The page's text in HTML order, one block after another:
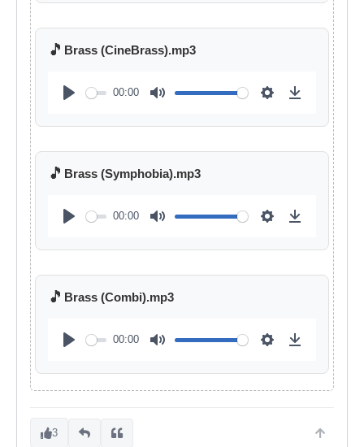
🎵 Brass (CineBrass).mp3
00:00
🎵 Brass (Symphobia).mp3
00:00
🎵 Brass (Combi).mp3
00:00
3